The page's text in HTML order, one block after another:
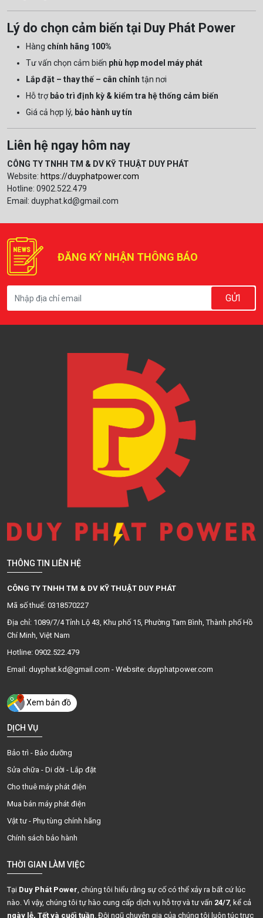
Lý do chọn cảm biến tại Duy Phát Power
Hàng chính hãng 100%
Tư vấn chọn cảm biến phù hợp model máy phát
Lắp đặt – thay thế – cân chỉnh tận nơi
Hỗ trợ bảo trì định kỳ & kiểm tra hệ thống cảm biến
Giá cả hợp lý, bảo hành uy tín
Liên hệ ngay hôm nay
CÔNG TY TNHH TM & DV KỸ THUẬT DUY PHÁT
Website: https://duyphatpower.com
Hotline: 0902.522.479
Email: duyphat.kd@gmail.com
ĐĂNG KÝ NHẬN THÔNG BÁO
GỬI
THÔNG TIN LIÊN HỆ
CÔNG TY TNHH TM & DV KỸ THUẬT DUY PHÁT
Mã số thuế: 0318570227
Địa chỉ: 1089/7/4 Tỉnh Lộ 43, Khu phố 15, Phường Tam Bình, Thành phố Hồ
Chí Minh, Việt Nam
Hotline: 0902.522.479
Email: duyphat.kd@gmail.com - Website: duyphatpower.com
Xem bản đồ
DỊCH VỤ
Bảo trì - Bảo dưỡng
Sửa chữa - Di dời - Lắp đặt
Cho thuê máy phát điện
Mua bán máy phát điện
Vật tư - Phụ tùng chính hãng
Chính sách bảo hành
THỜI GIAN LÀM VIỆC
Tại Duy Phát Power, chúng tôi hiểu rằng sự cố có thể xảy ra bất cứ lúc
nào. Vì vậy, chúng tôi tự hào cung cấp dịch vụ hỗ trợ và tư vấn 24/7, kể cả
ngày lễ, Tết và cuối tuần. Đội ngũ chuyên gia của chúng tôi luôn túc trực